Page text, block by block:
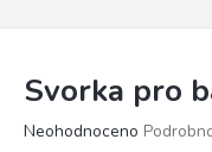
Svorka pro
Průměrné
Neohodnoceno